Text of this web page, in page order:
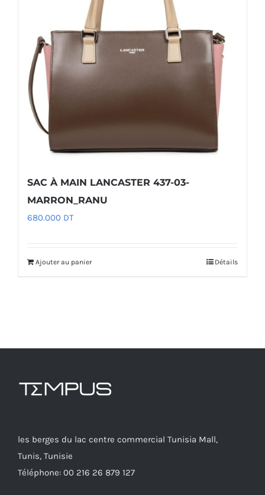
SAC À MAIN LANCASTER 437-03-
MARRON_RANU
680.000 DT
Ajouter au panier Détails
les berges du lac centre commercial Tunisia Mall,
Tunis, Tunisie
Téléphone: 00 216 26 879 127